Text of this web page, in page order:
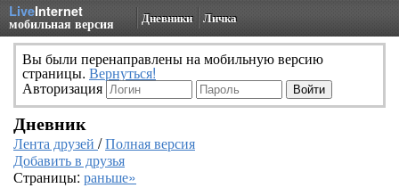
LiveInternet
мобильная версия Дневники Личка
Вы были перенаправлены на мобильную версию
страницы. Вернуться!
Авторизация
Дневник
Лента друзей /Полная версия
Добавить в друзья
Страницы: раньше»